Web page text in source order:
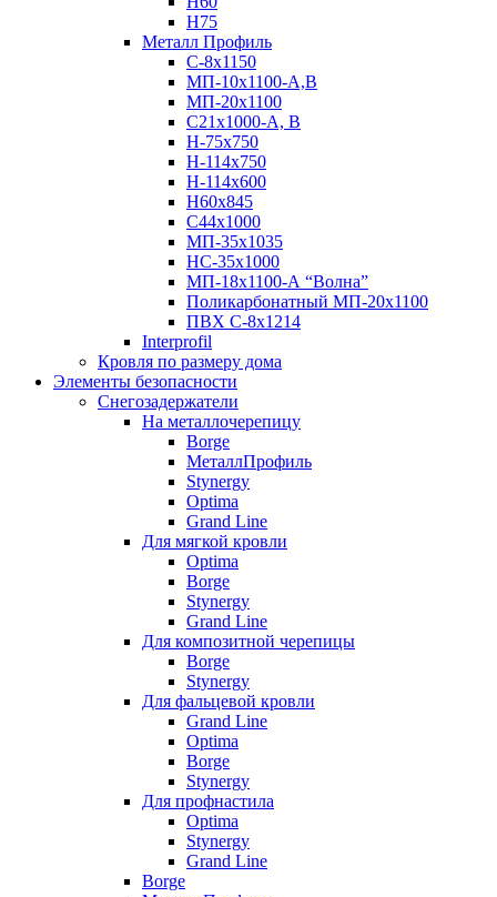
H75
Металл Профиль
С-8х1150
МП-10x1100-А,В
МП-20х1100
С21х1000-А, В
H-75х750
Н-114х750
Н-114х600
Н60х845
С44х1000
МП-35х1035
НС-35х1000
МП-18х1100-А “Волна”
Поликарбонатный МП-20х1100
ПВХ С-8х1214
Interprofil
Кровля по размеру дома
Элементы безопасности
Снегозадержатели
На металлочерепицу
Borge
МеталлПрофиль
Stynergy
Optima
Grand Line
Для мягкой кровли
Optima
Borge
Stynergy
Grand Line
Для композитной черепицы
Borge
Stynergy
Для фальцевой кровли
Grand Line
Optima
Borge
Stynergy
Для профнастила
Optima
Stynergy
Grand Line
Borge